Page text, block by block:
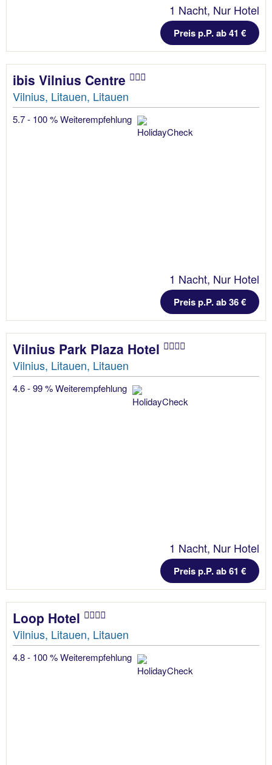
1 Nacht, Nur Hotel
Preis p.P. ab 41 €
ibis Vilnius Centre
Vilnius, Litauen, Litauen
5.7 - 100 % Weiterempfehlung
1 Nacht, Nur Hotel
Preis p.P. ab 36 €
Vilnius Park Plaza Hotel
Vilnius, Litauen, Litauen
4.6 - 99 % Weiterempfehlung
1 Nacht, Nur Hotel
Preis p.P. ab 61 €
Loop Hotel
Vilnius, Litauen, Litauen
4.8 - 100 % Weiterempfehlung